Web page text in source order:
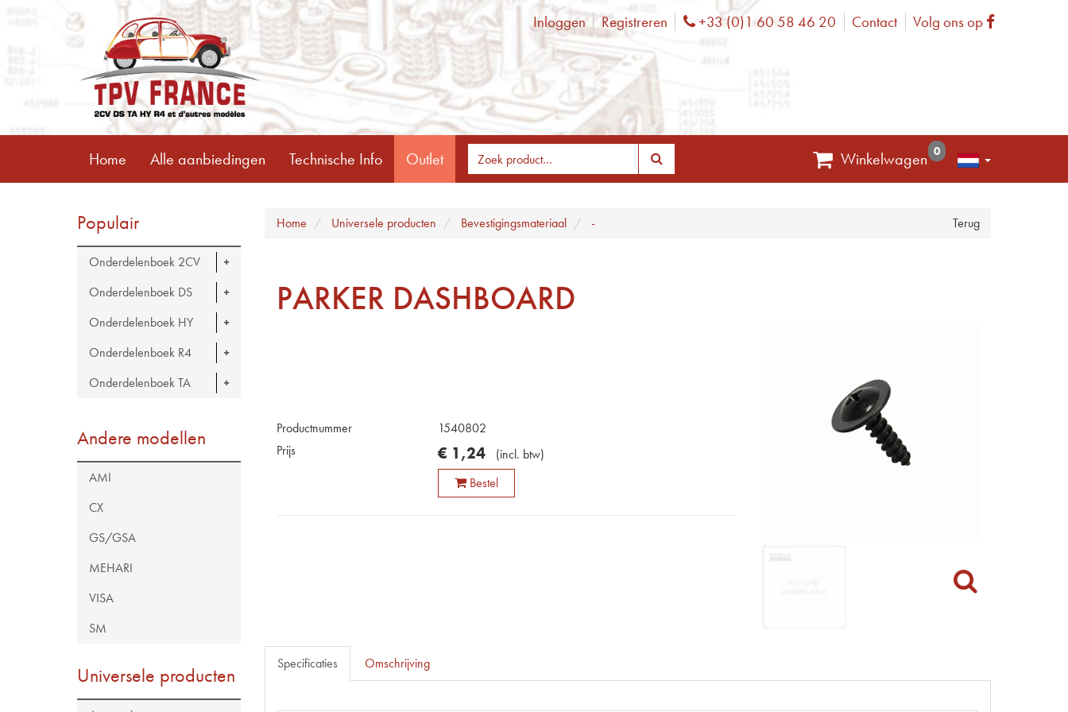
Inloggen Registreren Phone
+33 (0)1 60 58 46 20 Contact Volg ons op Facebook
Home Alle aanbiedingen Technische Info Outlet Winkelwagen 0
Populair
Onderdelenboek 2CV
Onderdelenboek DS
Onderdelenboek HY
Onderdelenboek R4
Onderdelenboek TA
Andere modellen
AMI
CX
GS/GSA
MEHARI
VISA
SM
Universele producten
Terug
Home Universele producten Bevestigingsmateriaal -
PARKER DASHBOARD
Productnummer
1540802
Prijs
€ 1,24 (incl. btw)
Bestel
Specificaties Omschrijving